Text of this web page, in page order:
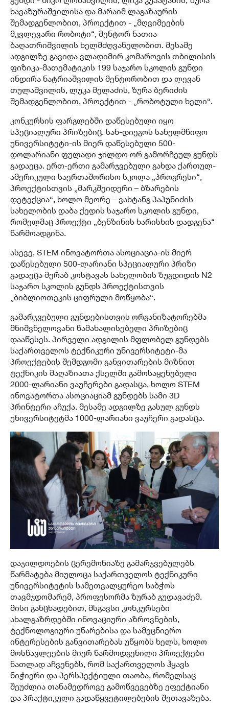
ხავაზურაშვილისა და მარაიმ ლაგაზაურის
შემადგენლობით, პროექტით - „მღვიმეების
მკვლევარი რობოტი“, მენტორ ნათია
ბაღათრიშვილის ხელმძღვანელობით. მესამე
ადგილზე გავიდა ვლადიმირ კომაროვის თბილისის
ფიზიკა-მათემატიკის 199 საჯარო სკოლის გუნდი
ინდირა ნატრიაშვილის მენტორობით და ლევან
თულაშვილის, ლუკა მელაძის, ზურა ბერიძის
შემადგენლობით, პროექტით - „რობოტული ხელი“.
კონკურსის ფარგლებში დაწესებული იყო
სპეციალური პრიზებიც. სან-დიეგოს სახელმწიფო
უნივერსიტეტი-ის მიერ დაწესებული 500-
დოლარიანი ფულადი ჯილდო ორ გამორჩეულ გუნდს
გადაეცა. ერთ-ერთი გამარჯვებული გახდა ქართულ-
ამერიკული საერთაშორისო სკოლა „პროგრესი“,
პროექტისთვის „მარკშეიდერი – ბზარების
დეტექცია“, ხოლო მეორე – ვახტანგ პაპუნიძის
სახელობის დაბა ქედის საჯარო სკოლის გუნდი,
რომელმაც პროექტი „ბენზინის ხარისხის დადგენა“
წარმოადგინა.
ასევე, STEM ინოვატორთა ასოციაცია-ის მიერ
დაწესებული 500-ლარიანი სპეციალური პრიზი
გადაეცა მერაბ კოსტავას სახელობის ზუგდიდის N2
საჯარო სკოლის გუნდს პროექტისთვის
„ბიბლიოთეკის ციფრული მოწყობა“.
გამარჯვებული გუნდებისთვის ორგანიზატორებმა
მნიშვნელოვანი წამახალისებელი პრიზებიც
დააწესეს. პირველი ადგილის მფლობელ გუნდებს
საქართველოს ტექნიკური უნივერსიტეტი-მა
პროექტების შემდგომი განვითარების მიზნით
ტექნიკის მაღაზიათა ქსელში გამოსაყენებელი
2000-ლარიანი ვაუჩერები გადასცა, ხოლო STEM
ინოვატორთა ასოციაციამ გუნდებს სამი 3D
პრინტერი აჩუქა. მესამე ადგილზე გასულ გუნდს
უნივერსიტეტმა 1000-ლარიანი ვაუჩერი გადასცა.
დაჯილდოების ცერემონიაზე გამარჯვებულებს
წარმატება მიულოცა საქართველოს ტექნიკური
უნივერსიტეტის სამეთვალყურეო საბჭოს
თავმჯდომარემ, პროფესორმა ზურაბ გუდავაძემ.
მისი განცხადებით, მსგავსი კონკურსები
ახალგაზრდებში ინოვაციური აზროვნების,
ტექნოლოგიური უნარებისა და სამეცნიერო
ინტერესების განვითარებას უწყობს ხელს, ხოლო
მოსწავლეების მიერ წარმოდგენილი პროექტები
ნათლად აჩვენებს, რომ საქართველოს ჰყავს
ნიჭიერი და პერსპექტიული თაობა, რომელსაც
შეუძლია თანამედროვე გამოწვევებზე ეფექტიანი
და პრაქტიკული გადაწყვეტილებების შეთავაზება.